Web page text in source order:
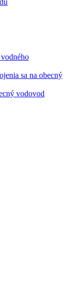
sa na obecný
vodovod